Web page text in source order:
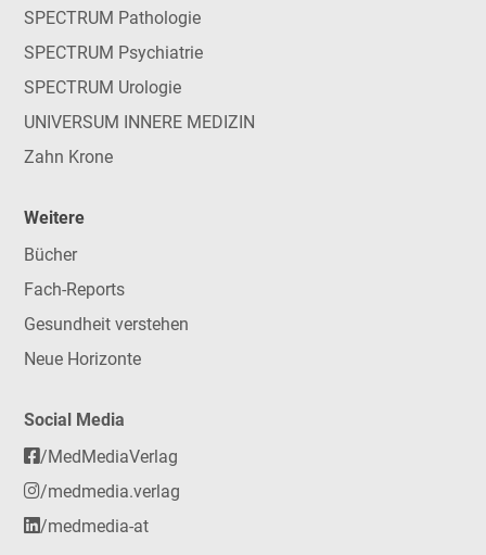
SPECTRUM Pathologie
SPECTRUM Psychiatrie
SPECTRUM Urologie
UNIVERSUM INNERE MEDIZIN
Zahn Krone
Weitere
Bücher
Fach-Reports
Gesundheit verstehen
Neue Horizonte
Social Media
/MedMediaVerlag
/medmedia.verlag
/medmedia-at